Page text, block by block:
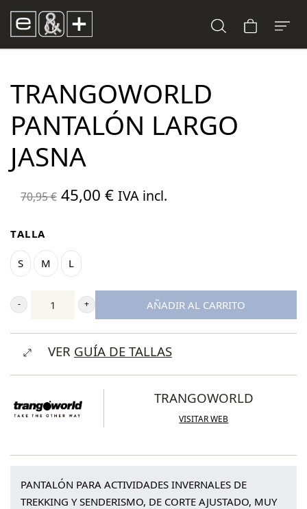
TRANGOWORLD
PANTALÓN LARGO
JASNA
70,95€ El
era:
70,95 €.
45,00 €El
IVA incl.
TALLA
S M L
Trangoworld
Pantalón
Largo
AÑADIR AL CARRITO
VER GUÍA DE TALLAS
TRANGOWORLD
VISITAR WEB
PANTALÓN PARA ACTIVIDADES INVERNALES DE
TREKKING Y SENDERISMO, DE CORTE AJUSTADO, MUY